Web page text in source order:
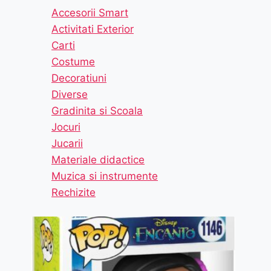
Accesorii Smart
Activitati Exterior
Carti
Costume
Decoratiuni
Diverse
Gradinita si Scoala
Jocuri
Jucarii
Materiale didactice
Muzica si instrumente
Rechizite